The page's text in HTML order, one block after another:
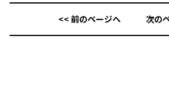
<< 前のページへ 次の